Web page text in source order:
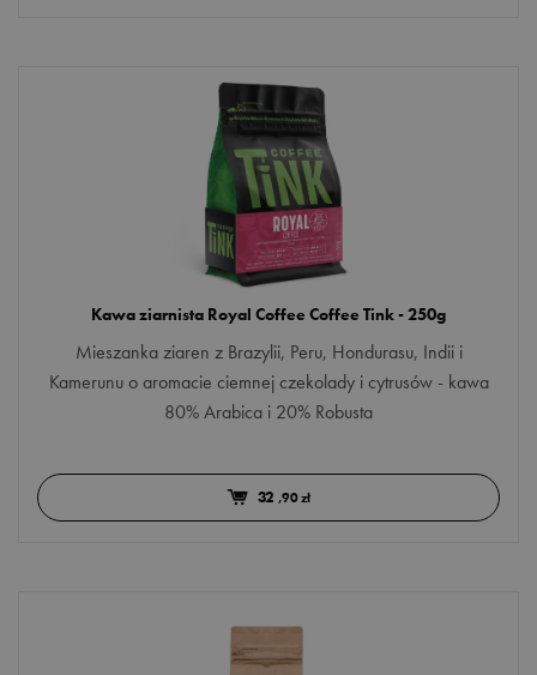
Kawa ziarnista Royal Coffee Coffee Tink - 250g
Mieszanka ziaren z Brazylii, Peru, Hondurasu, Indii i
Kamerunu o aromacie ciemnej czekolady i cytrusów - kawa
80% Arabica i 20% Robusta
32 ,90 zł